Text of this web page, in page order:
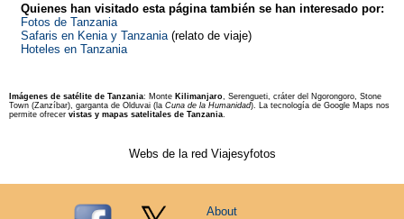
Quienes han visitado esta página también se han interesado por:
Fotos de Tanzania
Safaris en Kenia y Tanzania(relato de viaje)
Hoteles en Tanzania
Imágenes de satélite de Tanzania: Monte Kilimanjaro, Serengueti, cráter del Ngorongoro, Stone
Town (Zanzíbar), garganta de Olduvai (la Cuna de la Humanidad). La tecnología de Google Maps nos
permite ofrecer vistas y mapas satelitales de Tanzania.
Webs de la red Viajesyfotos
About